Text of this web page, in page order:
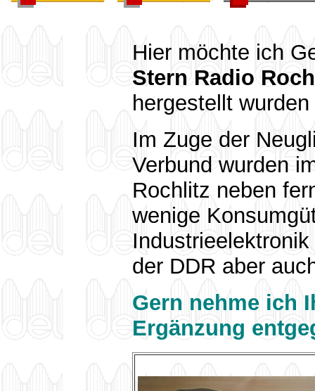
Hier möchte ich
Stern Radio
hergestellt
Im Zuge der
Verbund wurden
Rochlitz neben
wenige
der DDR aber
Gern nehme ich
Ergänzung